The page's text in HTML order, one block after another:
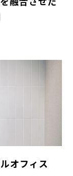
オフィス